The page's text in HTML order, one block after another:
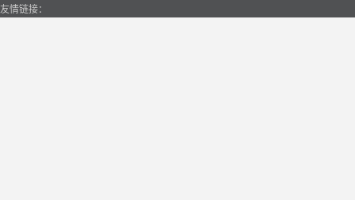
友情链接：